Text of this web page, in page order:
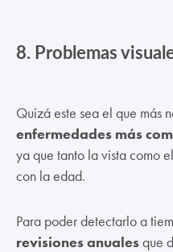
8.Problemas
Quizá este sea el que más
enfermedades más
ya que tanto la vista como
con la edad.
Para poder detectarlo a
revisiones anualesque